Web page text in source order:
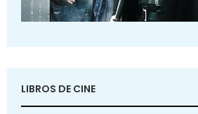
LIBROS DE CINE